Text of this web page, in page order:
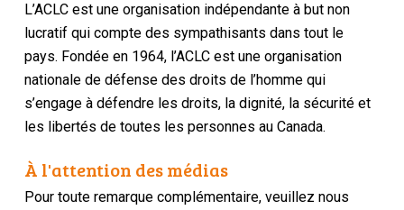
L’ACLC est une organisation indépendante à but non
lucratif qui compte des sympathisants dans tout le
pays. Fondée en 1964, l’ACLC est une organisation
nationale de défense des droits de l’homme qui
s’engage à défendre les droits, la dignité, la sécurité et
les libertés de toutes les personnes au Canada.
À l'attention des médias
Pour toute remarque complémentaire, veuillez nous